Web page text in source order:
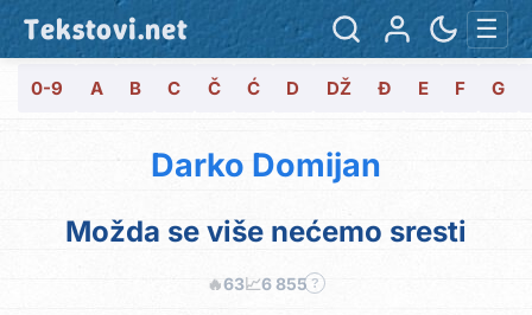
Tekstovi.net ☰
0-9 A B C Č Ć D DŽ Đ E F G
Darko Domijan
Možda se više nećemo sresti
🔥63📈6 855 ?